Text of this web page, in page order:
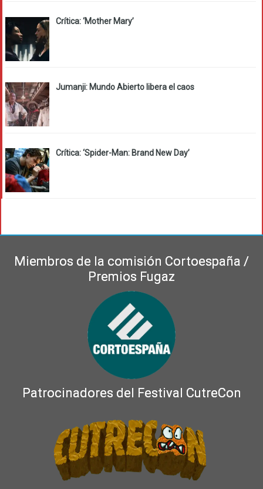
Crítica: ‘Mother Mary’
Jumanji: Mundo Abierto libera el caos
Crítica: ‘Spider-Man: Brand New Day’
Miembros de la comisión Cortoespaña /
Premios Fugaz
Patrocinadores del Festival CutreCon